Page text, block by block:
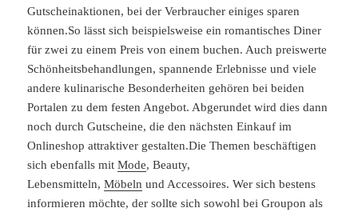
Gutscheinaktionen, bei der Verbraucher einiges sparen
können.So lässt sich beispielsweise ein romantisches Diner
für zwei zu einem Preis von einem buchen. Auch preiswerte
Schönheitsbehandlungen, spannende Erlebnisse und viele
andere kulinarische Besonderheiten gehören bei beiden
Portalen zu dem festen Angebot. Abgerundet wird dies dann
noch durch Gutscheine, die den nächsten Einkauf im
Onlineshop attraktiver gestalten.Die Themen beschäftigen
sich ebenfalls mitMode, Beauty,
Lebensmitteln,Möbeln und Accessoires. Wer sich bestens
informieren möchte, der sollte sich sowohl bei Groupon als